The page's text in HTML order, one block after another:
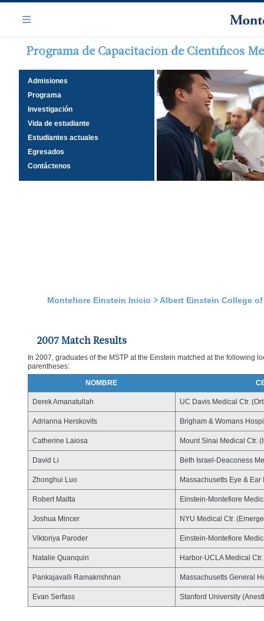
contenido
principal
Navegación
Menú
Programa de Capacitación de Científicos
Admisiones
Programa
Investigación
Vida de estudiante
Estudiantes actuales
Egresados
Contáctenos
Montefiore Einstein Inicio > Albert Einstein College
2007 Match Results
In 2007, graduates of the MSTP at the Einstein matched at the following
parentheses:
NOMBRE
Derek Amanatullah UC Davis Medical Ctr.
Adrianna Herskovits Brigham & Womans
Catherine Laiosa Mount Sinai Medical Ctr.
David Li Beth Israel-Deaconess
Zhonghui Luo Massachusetts Eye &
Robert Maitta Einstein-Montefiore
Joshua Mincer NYU Medical Ctr.
Viktoriya Paroder Einstein-Montefiore
Natalie Quanquin Harbor-UCLA Medical
Pankajavalli Ramakrishnan Massachusetts General
Evan Serfass Stanford University